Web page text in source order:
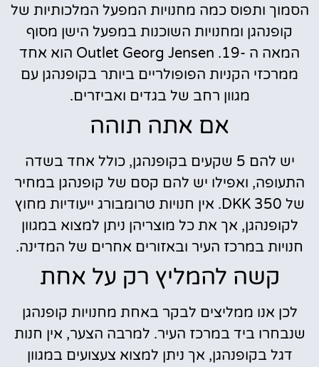
הסמוך ותפוס כמה מחנויות המפעל המלכותיות של
קופנהגן ומחנויות השוכנות במפעל הישן מסוף
המאה ה -19. Outlet Georg Jensen הוא אחד
ממרכזי הקניות הפופולריים ביותר בקופנהגן עם
מגוון רחב של בגדים ואביזרים.
אם אתה תוהה
יש להם 5 שקעים בקופנהגן, כולל אחד בשדה
התעופה, ואפילו יש להם קסם של קופנהגן במחיר
של 350 DKK. אין חנויות טרומבורג ייעודיות מחוץ
לקופנהגן, אך את כל מוצריהן ניתן למצוא במגוון
חנויות במרכז העיר ובאזורים אחרים של המדינה.
קשה להמליץ רק על אחת
לכן אנו ממליצים לבקר באחת מחנויות קופנהגן
שנבחרו ביד במרכז העיר. למרבה הצער, אין חנות
דגל בקופנהגן, אך ניתן למצוא צעצועים במגוון